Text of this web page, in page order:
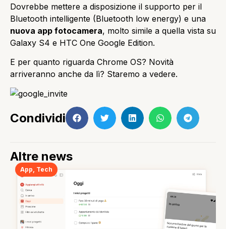
Dovrebbe mettere a disposizione il supporto per il
Bluetooth intelligente (Bluetooth low energy) e una
nuova app fotocamera, molto simile a quella vista su
Galaxy S4 e HTC One Google Edition.
E per quanto riguarda Chrome OS? Novità
arriveranno anche da lì? Staremo a vedere.
Condividi
Altre news
App, Tech